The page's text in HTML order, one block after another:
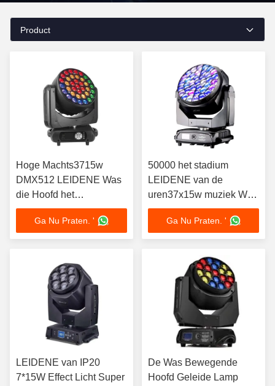
Product
Hoge Machts3715w
DMX512 LEIDENE Was
die Hoofd het
Stadiumlichten beweegt
van DJGa Nu Praten. '
50000 het stadium
LEIDENE van de
uren37x15w muziek Was
die de Hoofd 4-60 Hoek
van het Graadgezoem
bewegen
Ga Nu Praten. '
LEIDENE van IP20
7*15W Effect Licht Super
De Was Bewegende
Hoofd Geleide Lamp